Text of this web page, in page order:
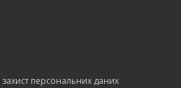
захист персональних даних